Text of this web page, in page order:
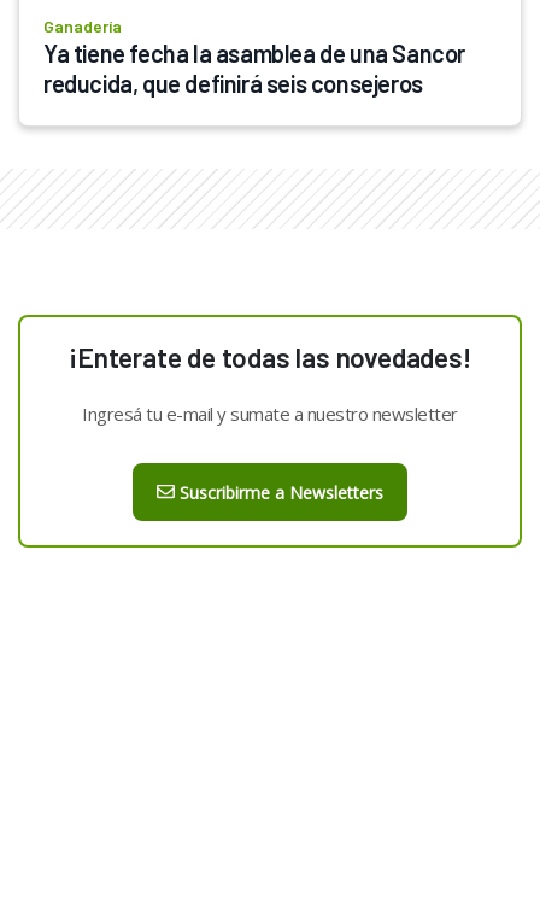
Ganadería
Ya tiene fecha la asamblea de una Sancor
reducida, que definirá seis consejeros
¡Enterate de todas las novedades!
Ingresá tu e-mail y sumate a nuestro newsletter
Suscribirme a Newsletters